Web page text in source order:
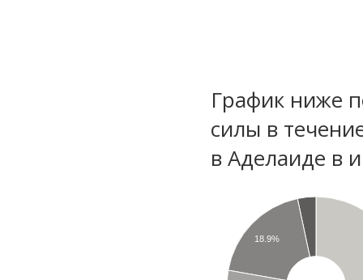
График ниже
силы в
в Аделаиде в
18.9%